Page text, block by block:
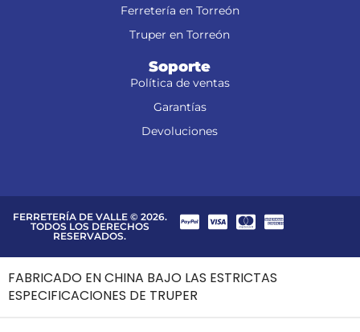
Ferretería en Torreón
Truper en Torreón
Soporte
Política de ventas
Garantías
Devoluciones
FERRETERÍA DE VALLE © 2026.
TODOS LOS DERECHOS
RESERVADOS.
FABRICADO EN CHINA BAJO LAS ESTRICTAS
ESPECIFICACIONES DE TRUPER